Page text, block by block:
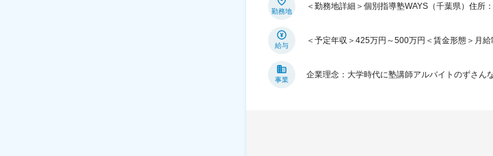
勤務地
＜勤務地詳細＞個別指導塾WAYS（千葉県）住所
給与
＜予定年収＞425万円～500万円＜賃金形態＞月
事業
企業理念：大学時代に塾講師アルバイトのずさん